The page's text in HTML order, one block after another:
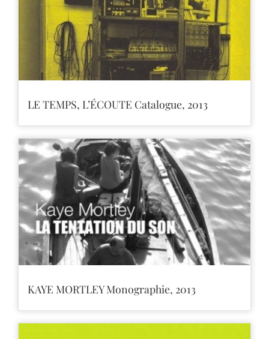
LE TEMPS, L’ÉCOUTE Catalogue, 2013
KAYE MORTLEY Monographie, 2013